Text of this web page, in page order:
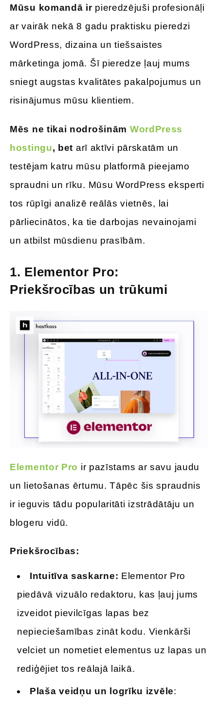
Mūsu komandā irpieredzējuši profesionāļi
ar vairāk nekā 8 gadu praktisku pieredzi
WordPress, dizaina un tiešsaistes
mārketinga jomā. Šī pieredze ļauj mums
sniegt augstas kvalitātes pakalpojumus un
risinājumus mūsu klientiem.
Mēs ne tikai nodrošinām WordPress
hostingu, bet arī aktīvi pārskatām un
testējam katru mūsu platformā pieejamo
spraudni un rīku. Mūsu WordPress eksperti
tos rūpīgi analizē reālās vietnēs, lai
pārliecinātos, ka tie darbojas nevainojami
un atbilst mūsdienu prasībām.
1. Elementor Pro:
Priekšrocības un trūkumi
Elementor Pro ir pazīstams ar savu jaudu
un lietošanas ērtumu. Tāpēc šis spraudnis
ir ieguvis tādu popularitāti izstrādātāju un
blogeru vidū.
Priekšrocības:
Intuitīva saskarne: Elementor Pro
piedāvā vizuālo redaktoru, kas ļauj jums
izveidot pievilcīgas lapas bez
nepieciešamības zināt kodu. Vienkārši
velciet un nometiet elementus uz lapas un
rediģējiet tos reālajā laikā.
Plaša veidņu un logrīku izvēle: